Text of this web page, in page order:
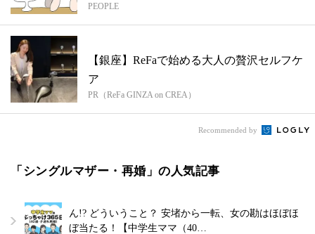
PEOPLE
【銀座】ReFaで始める大人の贅沢セルフケ
ア
PR（ReFa GINZA on CREA）
Recommended by
「シングルマザー・再婚」の人気記事
ん!? どういうこと？ 安堵から一転、女の勘はほぼほ
ぼ当たる！【中学生ママ（40…